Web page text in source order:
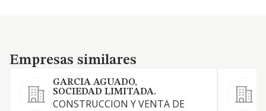
Empresas similares
Empresas similares
GARCIA AGUADO,
SOCIEDAD LIMITADA.
CONSTRUCCION Y VENTA DE